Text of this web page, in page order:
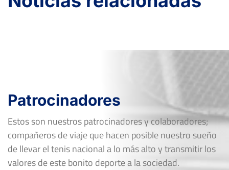
Patrocinadores
Estos son nuestros patrocinadores y colaboradores;
compañeros de viaje que hacen posible nuestro sueño
de llevar el tenis nacional a lo más alto y transmitir los
valores de este bonito deporte a la sociedad.